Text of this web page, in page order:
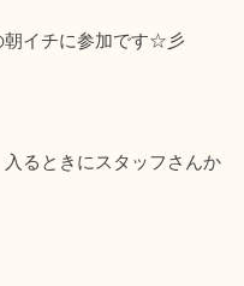
朝イチに参加です☆彡
るときにスタッフさんか